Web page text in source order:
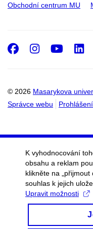
Obchodní centrum MU
© 2026 Masarykova
Správce webu
Facebook
K vyhodnocování
obsahu a reklam
klikněte na
souhlas k jejich
Upravit možnosti